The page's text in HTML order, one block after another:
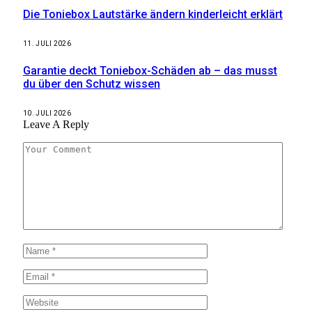
Die Toniebox Lautstärke ändern kinderleicht erklärt
11. JULI 2026
Garantie deckt Toniebox-Schäden ab – das musst
du über den Schutz wissen
10. JULI 2026
Leave A Reply